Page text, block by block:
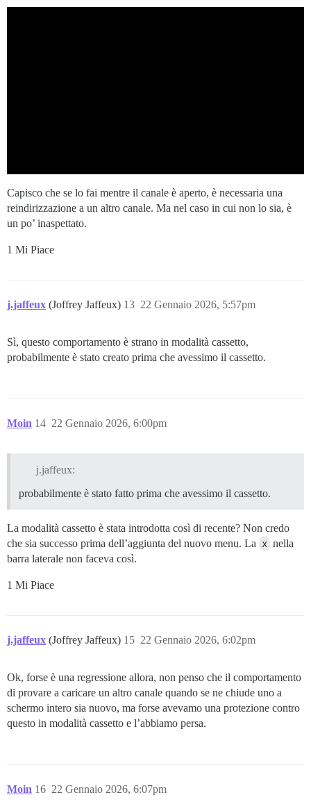
Capisco che se lo fai mentre il canale è aperto, è necessaria una
reindirizzazione a un altro canale. Ma nel caso in cui non lo sia, è
un po’ inaspettato.
1 Mi Piace
j.jaffeux (Joffrey Jaffeux) 22 Gennaio 2026, 5:57pm
13
Sì, questo comportamento è strano in modalità cassetto,
probabilmente è stato creato prima che avessimo il cassetto.
Moin 22 Gennaio 2026, 6:00pm
14
j.jaffeux:
probabilmente è stato fatto prima che avessimo il cassetto.
La modalità cassetto è stata introdotta così di recente? Non credo
che sia successo prima dell’aggiunta del nuovo menu. La x nella
barra laterale non faceva così.
1 Mi Piace
j.jaffeux (Joffrey Jaffeux) 22 Gennaio 2026, 6:02pm
15
Ok, forse è una regressione allora, non penso che il comportamento
di provare a caricare un altro canale quando se ne chiude uno a
schermo intero sia nuovo, ma forse avevamo una protezione contro
questo in modalità cassetto e l’abbiamo persa.
Moin 22 Gennaio 2026, 6:07pm
16